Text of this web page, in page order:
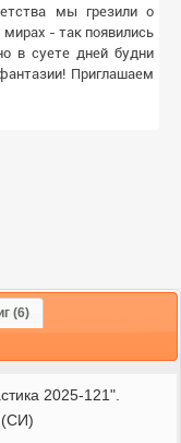
мы грезили о
- так появились
в суете дней будни
Приглашаем
(6)
2025-121".
(СИ)